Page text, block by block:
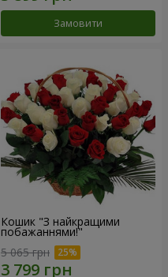
Замовити
Кошик "З найкращими
побажаннями!"
5 065 грн